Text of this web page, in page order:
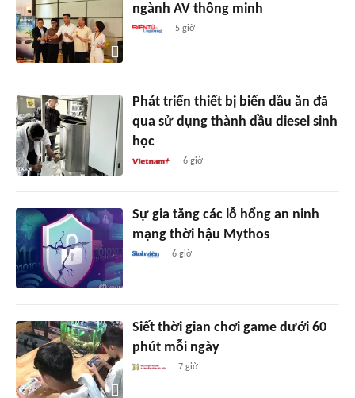
ngành AV thông minh
5 giờ
Phát triển thiết bị biến dầu ăn đã
qua sử dụng thành dầu diesel sinh
học
6 giờ
Sự gia tăng các lỗ hổng an ninh
mạng thời hậu Mythos
6 giờ
Siết thời gian chơi game dưới 60
phút mỗi ngày
7 giờ